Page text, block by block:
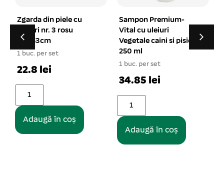
Sampon Premium-
Vital cu uleiuri
Vegetale caini si pisici
250 ml
1 buc. per set
Herba-Vital Sampon
pt caini si pisici 500 ml
19.65 lei
Adaugă în coș